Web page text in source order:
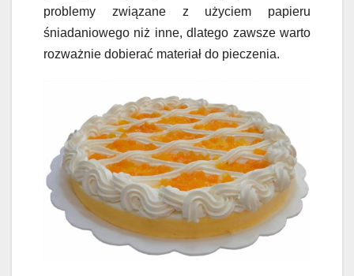
problemy związane z użyciem papieru
śniadaniowego niż inne, dlatego zawsze warto
rozważnie dobierać materiał do pieczenia.